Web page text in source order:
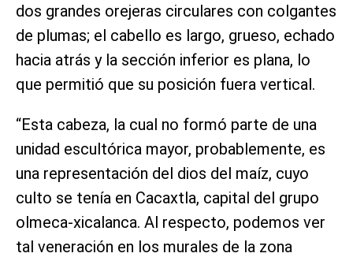
dos grandes orejeras circulares con colgantes
de plumas; el cabello es largo, grueso, echado
hacia atrás y la sección inferior es plana, lo
que permitió que su posición fuera vertical.
“Esta cabeza, la cual no formó parte de una
unidad escultórica mayor, probablemente, es
una representación del dios del maíz, cuyo
culto se tenía en Cacaxtla, capital del grupo
olmeca-xicalanca. Al respecto, podemos ver
tal veneración en los murales de la zona